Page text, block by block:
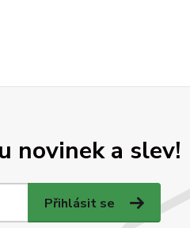
novinek a slev!
Přihlásit se